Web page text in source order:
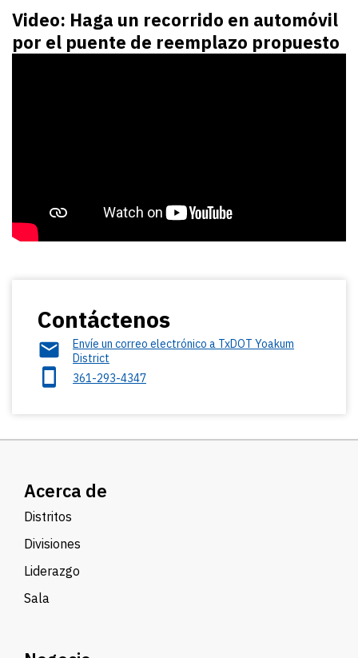
Video: Haga un recorrido en automóvil
por el puente de reemplazo propuesto
Contáctenos
Envíe un correo electrónico a TxDOT Yoakum
District
361-293-4347
Acerca de
Distritos
Divisiones
Liderazgo
Sala